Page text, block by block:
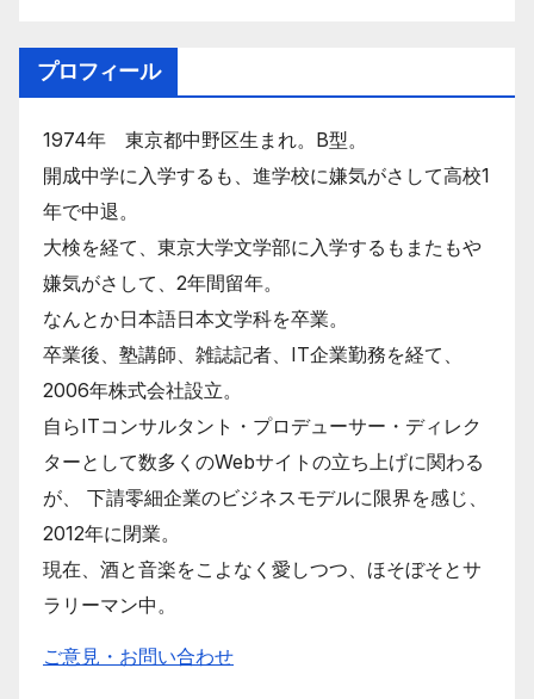
プロフィール
1974年 東京都中野区生まれ。B型。
開成中学に入学するも、進学校に嫌気がさして高校1
年で中退。
大検を経て、東京大学文学部に入学するもまたもや
嫌気がさして、2年間留年。
なんとか日本語日本文学科を卒業。
卒業後、塾講師、雑誌記者、IT企業勤務を経て、
2006年株式会社設立。
自らITコンサルタント・プロデューサー・ディレク
ターとして数多くのWebサイトの立ち上げに関わる
が、 下請零細企業のビジネスモデルに限界を感じ、
2012年に閉業。
現在、酒と音楽をこよなく愛しつつ、ほそぼそとサ
ラリーマン中。
ご意見・お問い合わせ